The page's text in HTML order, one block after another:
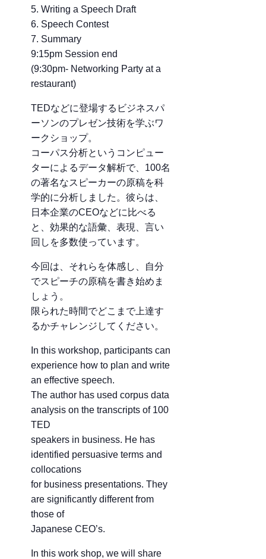
5. Writing a Speech Draft
6. Speech Contest
7. Summary
9:15pm Session end
(9:30pm- Networking Party at a
restaurant)
TEDなどに登場するビジネスパ
ーソンのプレゼン技術を学ぶワ
ークショップ。
コーパス分析というコンピュー
ターによるデータ解析で、100名
の著名なスピーカーの原稿を科
学的に分析しました。彼らは、
日本企業のCEOなどに比べる
と、効果的な語彙、表現、言い
回しを多数使っています。
今回は、それらを体感し、自分
でスピーチの原稿を書き始めま
しょう。
限られた時間でどこまで上達す
るかチャレンジしてください。
In this workshop, participants can
experience how to plan and write
an effective speech.
The author has used corpus data
analysis on the transcripts of 100
TED
speakers in business. He has
identified persuasive terms and
collocations
for business presentations. They
are significantly different from
those of
Japanese CEO’s.
In this work shop, we will share